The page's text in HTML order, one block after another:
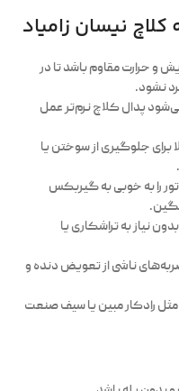
نیسان زامیاد
و حرارت مقاوم باشد تا در
نشود.
پدال کلاچ نرم‌تر عمل
برای جلوگیری از سوختن یا
را به خوبی به گیربکس
نیاز به تراشکاری یا
ناشی از تعویض دنده و
مثل رادکار مبین یا سیف صنعت